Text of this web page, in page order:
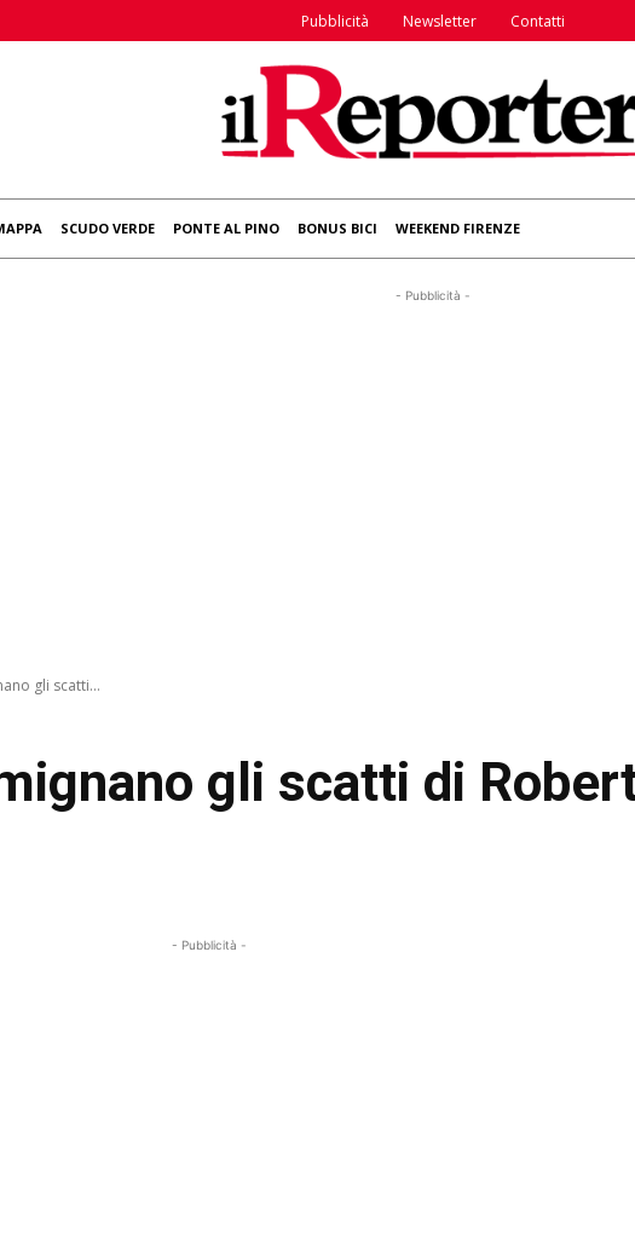
Pubblicità Newsletter Contatti
SCUDO VERDE PONTE AL PINO BONUS BICI WEEKEND FIRENZE
- Pubblicità -
gli scatti...
gli scatti di
- Pubblicità -